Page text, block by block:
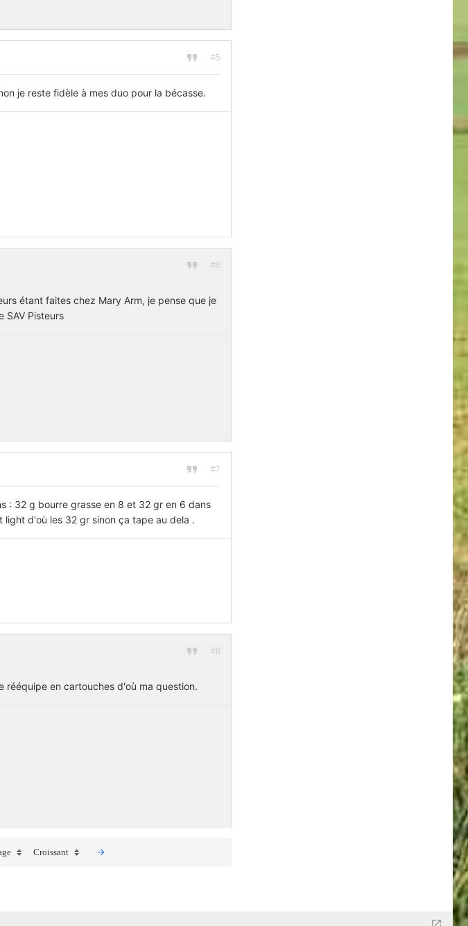
#5
je reste fidèle à mes duo pour la bécasse.
#6
étant faites chez Mary Arm, je pense que je
SAV Pisteurs
#7
: 32 g bourre grasse en 8 et 32 gr en 6 dans
light d'où les 32 gr sinon ça tape au dela .
#8
en cartouches d'où ma question.
Croissant